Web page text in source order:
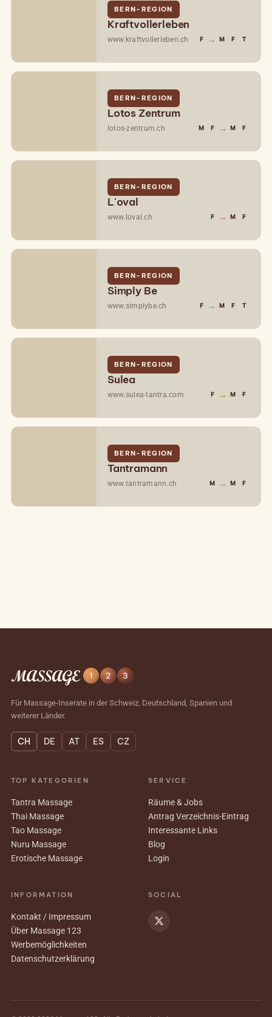
BERN-REGION
Kraftvollerleben
www.kraftvollerleben.ch F → M F T
BERN-REGION
Lotos Zentrum
lotos-zentrum.ch M F → M F
BERN-REGION
L'oval
www.loval.ch F → M F
BERN-REGION
Simply Be
www.simplybe.ch F → M F T
BERN-REGION
Sulea
www.sulea-tantra.com F → M F
BERN-REGION
Tantramann
www.tantramann.ch M → M F
Für Massage-Inserate in der Schweiz, Deutschland, Spanien und
weiterer Länder.
CH DE AT ES CZ
TOP KATEGORIEN
Tantra Massage
Thai Massage
Tao Massage
Nuru Massage
Erotische Massage
SERVICE
Räume & Jobs
Antrag Verzeichnis-Eintrag
Interessante Links
Blog
Login
INFORMATION
Kontakt / Impressum
Über Massage 123
Werbemöglichkeiten
Datenschutzerklärung
SOCIAL